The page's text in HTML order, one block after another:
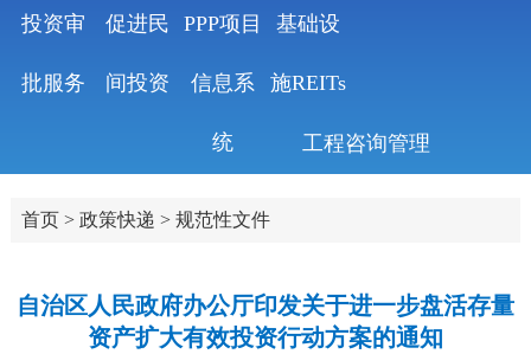
投资审
批服务
促进民
间投资
PPP项目
信息系
统
基础设
施REITs
工程咨询管理
首页> 政策快递 > 规范性文件
自治区人民政府办公厅印发关于进一步盘活存量
资产扩大有效投资行动方案的通知